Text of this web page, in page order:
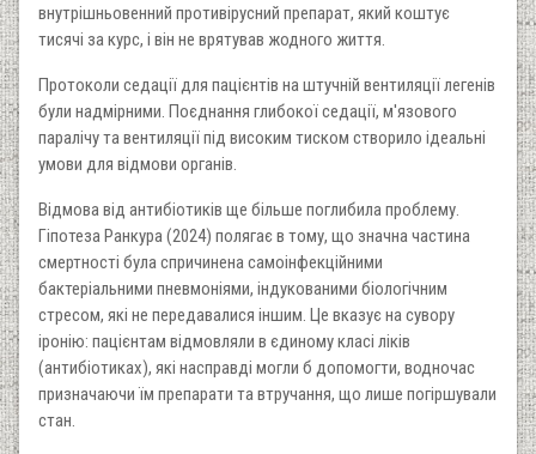
внутрішньовенний противірусний препарат, який коштує
тисячі за курс, і він не врятував жодного життя.
Протоколи седації для пацієнтів на штучній вентиляції легенів
були надмірними. Поєднання глибокої седації, м'язового
паралічу та вентиляції під високим тиском створило ідеальні
умови для відмови органів.
Відмова від антибіотиків ще більше поглибила проблему.
Гіпотеза Ранкура (2024) полягає в тому, що значна частина
смертності була спричинена самоінфекційними
бактеріальними пневмоніями, індукованими біологічним
стресом, які не передавалися іншим. Це вказує на сувору
іронію: пацієнтам відмовляли в єдиному класі ліків
(антибіотиках), які насправді могли б допомогти, водночас
призначаючи їм препарати та втручання, що лише погіршували
стан.